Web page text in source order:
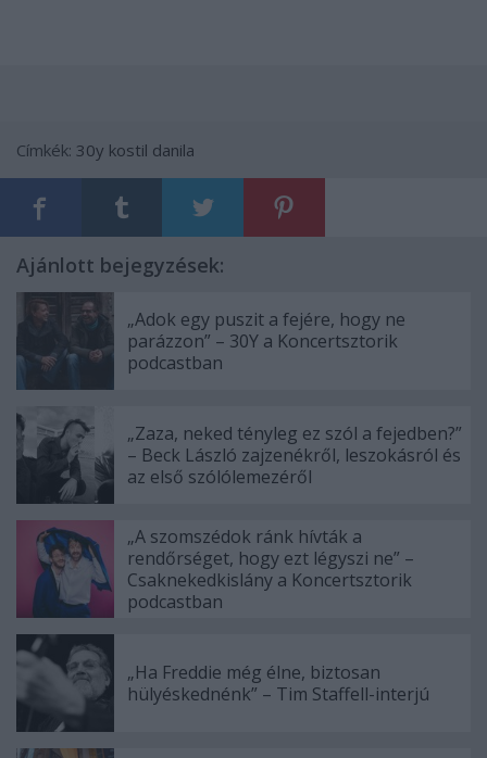
Címkék: 30y kostil danila
Ajánlott bejegyzések:
„Adok egy puszit a fejére, hogy ne
parázzon” – 30Y a Koncertsztorik
podcastban
„Zaza, neked tényleg ez szól a fejedben?”
– Beck László zajzenékről, leszokásról és
az első szólólemezéről
„A szomszédok ránk hívták a
rendőrséget, hogy ezt légyszi ne” –
Csaknekedkislány a Koncertsztorik
podcastban
„Ha Freddie még élne, biztosan
hülyéskednénk” – Tim Staffell-interjú